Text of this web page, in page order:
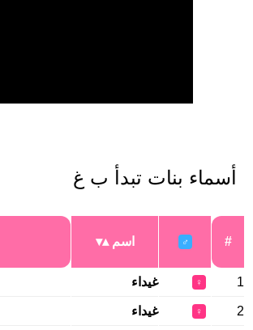
أسماء بنات تبدأ ب غ
#
♂ اسم
1
♀ غيداء
2
♀ غيداء